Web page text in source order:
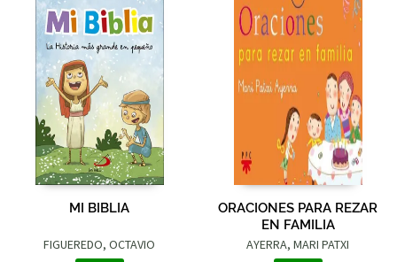
MI BIBLIA
FIGUEREDO, OCTAVIO
ORACIONES PARA REZAR
EN FAMILIA
AYERRA, MARI PATXI